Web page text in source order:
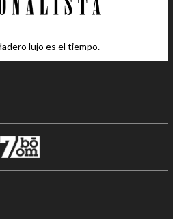
lujo es el tiempo.